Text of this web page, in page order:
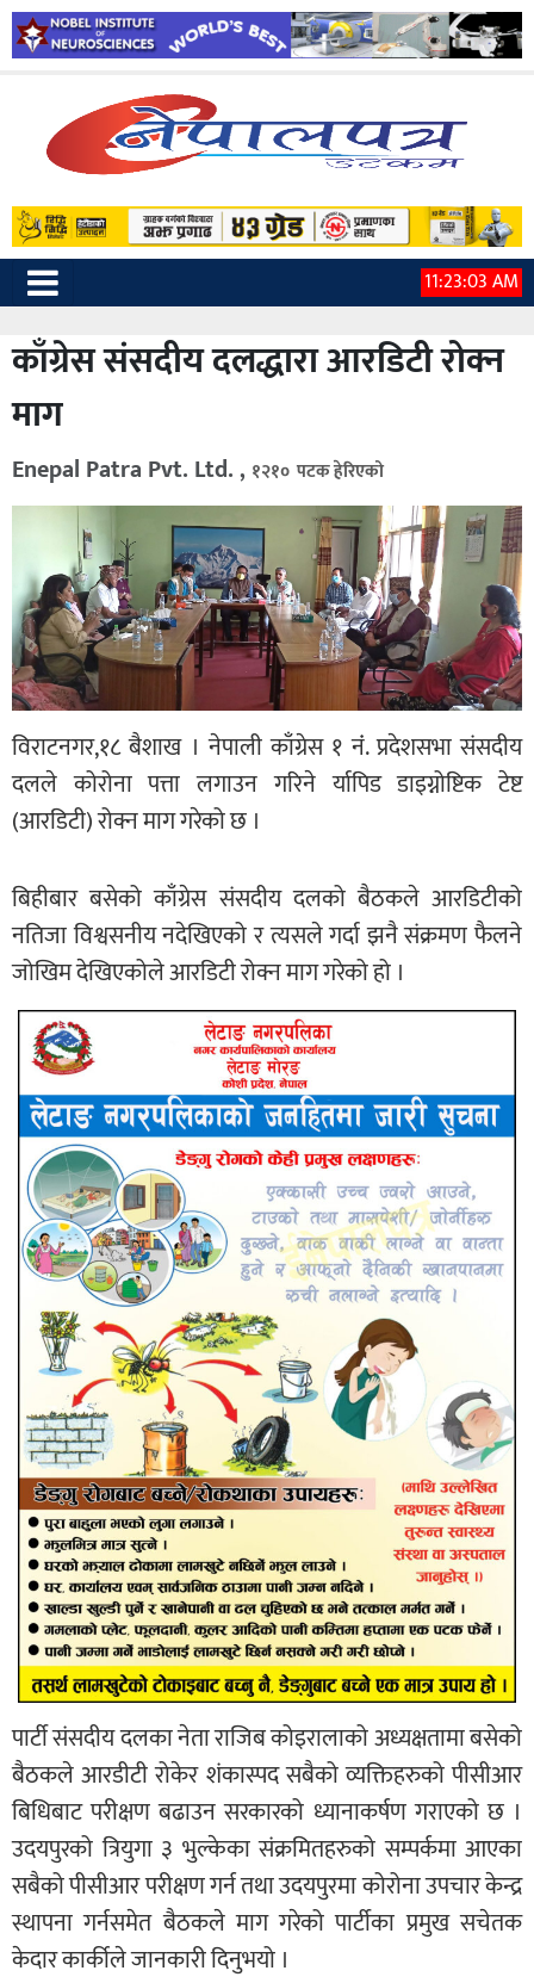
11:23:04 AM
काँग्रेस संसदीय दलद्धारा आरडिटी रोक्न
माग
Enepal Patra Pvt. Ltd. , १२१० पटक हेरिएको
विराटनगर,१८ बैशाख । नेपाली काँग्रेस १ नंं. प्रदेशसभा संसदीय
दलले कोरोना पत्ता लगाउन गरिने र्यापिड डाइग्नोष्टिक टेष्ट
(आरडिटी) रोक्न माग गरेको छ ।
बिहीबार बसेको काँग्रेस संसदीय दलको बैठकले आरडिटीको
नतिजा विश्वसनीय नदेखिएको र त्यसले गर्दा झनै संक्रमण फैलने
जोखिम देखिएकोले आरडिटी रोक्न माग गरेको हो ।
पार्टी संसदीय दलका नेता राजिब कोइरालाको अध्यक्षतामा बसेको
बैठकले आरडीटी रोकेर शंकास्पद सबैको व्यक्तिहरुको पीसीआर
बिधिबाट परीक्षण बढाउन सरकारको ध्यानाकर्षण गराएको छ ।
उदयपुरको त्रियुगा ३ भुल्केका संक्रमितहरुको सम्पर्कमा आएका
सबैको पीसीआर परीक्षण गर्न तथा उदयपुरमा कोरोना उपचार केन्द्र
स्थापना गर्नसमेत बैठकले माग गरेको पार्टीका प्रमुख सचेतक
केदार कार्कीले जानकारी दिनुभयो ।